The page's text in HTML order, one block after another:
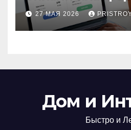
поиска
билетов
27 МАЯ 2026
Дом и
Быстро и